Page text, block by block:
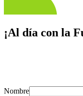
¡Al día con la
Nombre